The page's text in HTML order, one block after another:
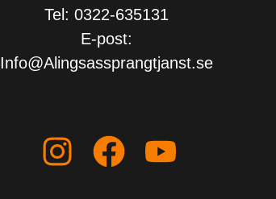
Tel: 0322-635131
E-post:
Info@Alingsassprangtjanst.se